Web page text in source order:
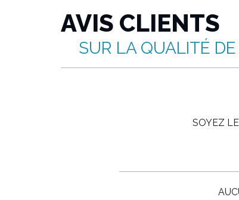
AVIS CLIENTS
SUR LA QUALITÉ
SOYEZ